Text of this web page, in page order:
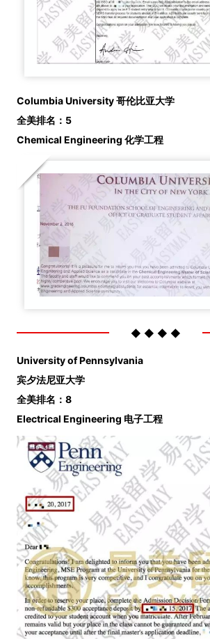
Columbia University 哥伦比亚大学
全美排名：5
Chemical Engineering 化学工程
◆ ◆ ◆ ◆
University of Pennsylvania
宾夕法尼亚大学
全美排名：8
Electrical Engineering 电子工程